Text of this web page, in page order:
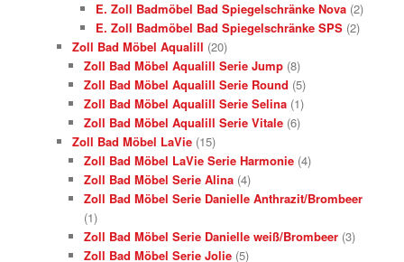
E. Zoll Badmöbel Bad Spiegelschränke Nova (2)
E. Zoll Badmöbel Bad Spiegelschränke SPS (2)
Zoll Bad Möbel Aqualill (20)
Zoll Bad Möbel Aqualill Serie Jump (8)
Zoll Bad Möbel Aqualill Serie Round (5)
Zoll Bad Möbel Aqualill Serie Selina (1)
Zoll Bad Möbel Aqualill Serie Vitale (6)
Zoll Bad Möbel LaVie (15)
Zoll Bad Möbel LaVie Serie Harmonie (4)
Zoll Bad Möbel Serie Alina (4)
Zoll Bad Möbel Serie Danielle Anthrazit/Brombeer
(1)
Zoll Bad Möbel Serie Danielle weiß/Brombeer (3)
Zoll Bad Möbel Serie Jolie (5)